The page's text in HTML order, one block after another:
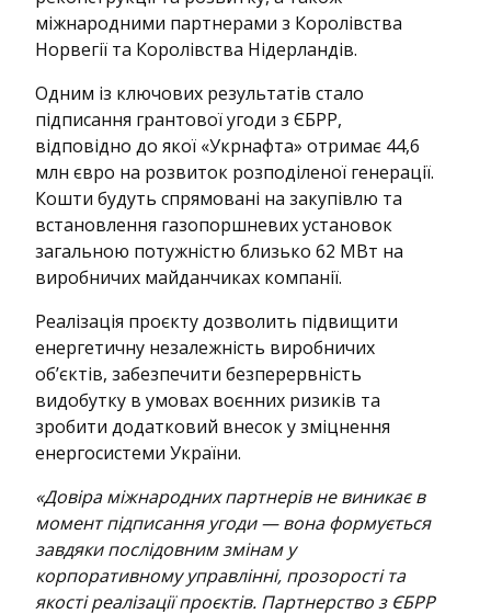
міжнародними партнерами з Королівства
Норвегії та Королівства Нідерландів.
Одним із ключових результатів стало
підписання грантової угоди з ЄБРР,
відповідно до якої «Укрнафта» отримає 44,6
млн євро на розвиток розподіленої генерації.
Кошти будуть спрямовані на закупівлю та
встановлення газопоршневих установок
загальною потужністю близько 62 МВт на
виробничих майданчиках компанії.
Реалізація проєкту дозволить підвищити
енергетичну незалежність виробничих
об’єктів, забезпечити безперервність
видобутку в умовах воєнних ризиків та
зробити додатковий внесок у зміцнення
енергосистеми України.
«Довіра міжнародних партнерів не виникає в
момент підписання угоди — вона формується
завдяки послідовним змінам у
корпоративному управлінні, прозорості та
якості реалізації проєктів. Партнерство з ЄБРР